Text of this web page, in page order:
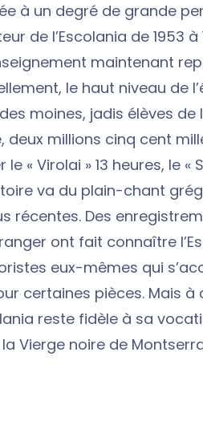
à un degré de grande
de l’Escolania de 1953
maintenant
le haut niveau de
moines, jadis élèves de
deux millions cinq cent
« Virolai » 13 heures, le «
va du plain-chant
récentes. Des
ont fait connaître
eux-mêmes qui
certaines pièces. Mais
reste fidèle à sa
la Vierge noire de